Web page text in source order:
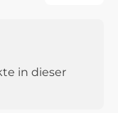
in dieser